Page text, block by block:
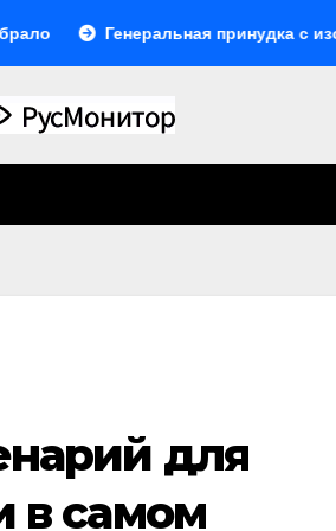
Генеральная принудка с изоляцией
для
в самом